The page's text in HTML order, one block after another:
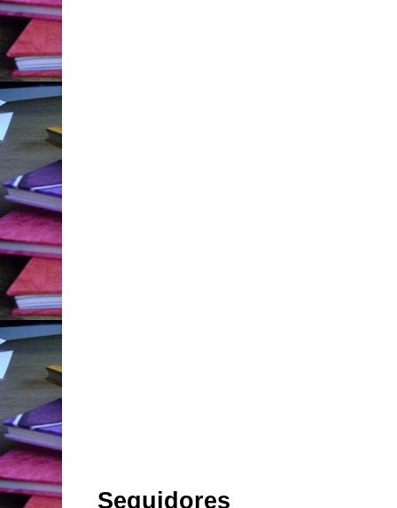
Seguidores